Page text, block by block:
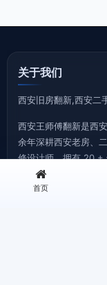
关于我们
西安旧房翻新,西安二
西安王师傅翻新是西
余年深耕西安老房、
修设计师、拥有 20 +
房户型特点、水电改
首页